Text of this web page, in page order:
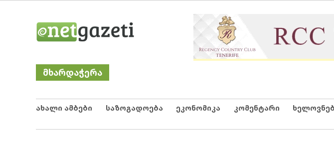
Netgazeti
მხარდაჭერა
ახალი ამბები საზოგადოება ეკონომიკა კომენტარი